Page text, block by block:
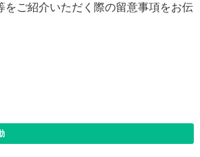
をご紹介いただく際の留意事項をお伝